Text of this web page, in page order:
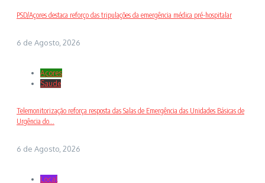
PSD/Açores destaca reforço das tripulações da emergência médica pré-hospitalar
6 de Agosto, 2026
Açores
Saude
Telemonitorização reforça resposta das Salas de Emergência das Unidades Básicas de
Urgência do...
6 de Agosto, 2026
Local